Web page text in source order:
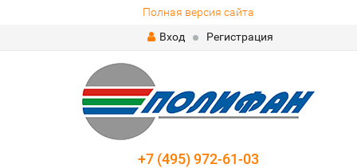
Полная версия сайта
Вход
Регистрация
+7 (495) 972-61-03